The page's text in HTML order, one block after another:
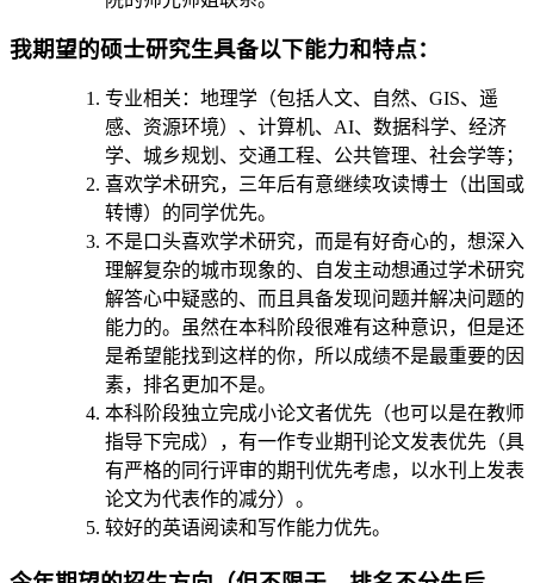
我期望的硕士研究生具备以下能力和特点：
专业相关：地理学（包括人文、自然、GIS、遥
感、资源环境）、计算机、AI、数据科学、经济
学、城乡规划、交通工程、公共管理、社会学等；
喜欢学术研究，三年后有意继续攻读博士（出国或
转博）的同学优先。
不是口头喜欢学术研究，而是有好奇心的，想深入
理解复杂的城市现象的、自发主动想通过学术研究
解答心中疑惑的、而且具备发现问题并解决问题的
能力的。虽然在本科阶段很难有这种意识，但是还
是希望能找到这样的你，所以成绩不是最重要的因
素，排名更加不是。
本科阶段独立完成小论文者优先（也可以是在教师
指导下完成），有一作专业期刊论文发表优先（具
有严格的同行评审的期刊优先考虑，以水刊上发表
论文为代表作的减分）。
较好的英语阅读和写作能力优先。